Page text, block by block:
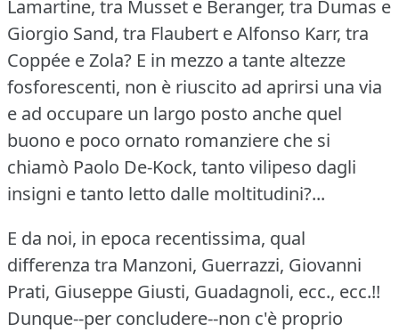
Lamartine, tra Musset e Beranger, tra Dumas e
Giorgio Sand, tra Flaubert e Alfonso Karr, tra
Coppée e Zola? E in mezzo a tante altezze
fosforescenti, non è riuscito ad aprirsi una via
e ad occupare un largo posto anche quel
buono e poco ornato romanziere che si
chiamò Paolo De-Kock, tanto vilipeso dagli
insigni e tanto letto dalle moltitudini?...
E da noi, in epoca recentissima, qual
differenza tra Manzoni, Guerrazzi, Giovanni
Prati, Giuseppe Giusti, Guadagnoli, ecc., ecc.!!
Dunque--per concludere--non c'è proprio